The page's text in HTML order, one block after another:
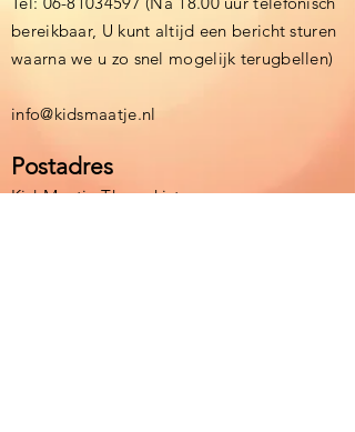
bereikbaar, U kunt altijd een bericht sturen
waarna we u zo snel mogelijk terugbellen)
info@kidsmaatje.nl
Postadres
KidsMaatje Themakisten